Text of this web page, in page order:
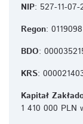
NIP: 527-11-07-
Regon:
BDO:
KRS:
Kapitał
1 410 000 PLN